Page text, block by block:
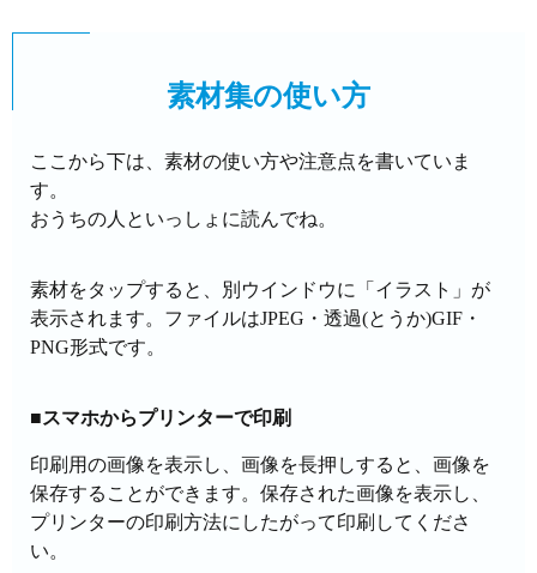
素材集の使い方
ここから下は、素材の使い方や注意点を書いていま
す。
おうちの人といっしょに読んでね。
素材をタップすると、別ウインドウに「イラスト」が
表示されます。ファイルはJPEG・透過(とうか)GIF・
PNG形式です。
■スマホからプリンターで印刷
印刷用の画像を表示し、画像を長押しすると、画像を
保存することができます。保存された画像を表示し、
プリンターの印刷方法にしたがって印刷してくださ
い。